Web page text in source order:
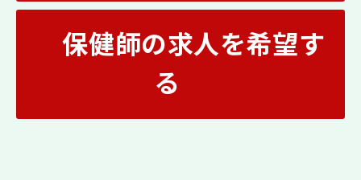
保健師の求人を希望す
る